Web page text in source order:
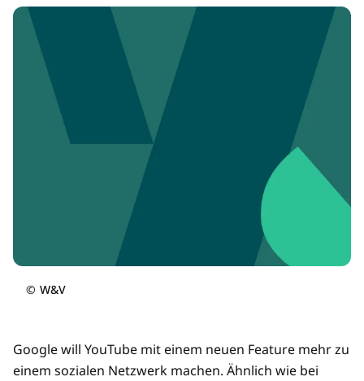
© W&V
Google will YouTube mit einem neuen Feature mehr zu
einem sozialen Netzwerk machen. Ähnlich wie bei